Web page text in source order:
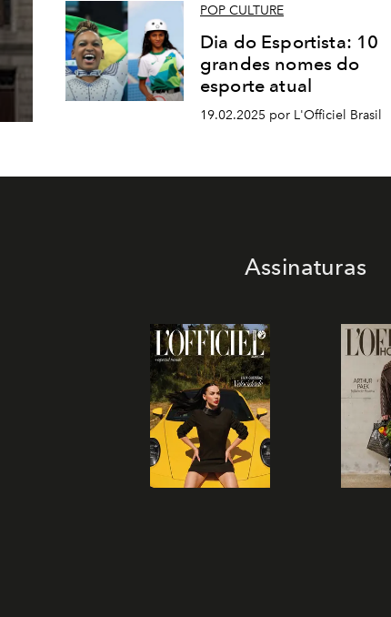
POP CULTURE
Dia do Esportista: 10
grandes nomes do
esporte atual
19.02.2025 por L'Officiel Brasil
Assinaturas